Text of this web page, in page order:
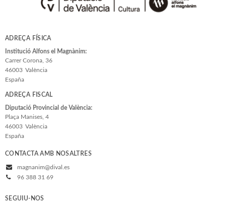
ADREÇA FÍSICA
Institució Alfons el Magnànim:
Carrer Corona, 36
46003 València
España
ADREÇA FISCAL
Diputació Provincial de València:
Plaça Manises, 4
46003 València
España
CONTACTA AMB NOSALTRES
magnanim@dival.es
96 388 31 69
SEGUIU-NOS